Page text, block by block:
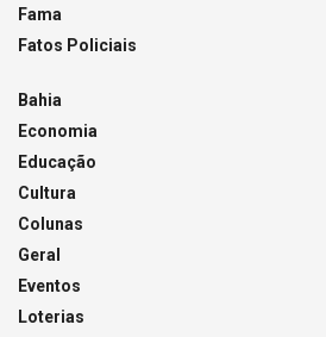
Fama
Fatos Policiais
Bahia
Economia
Educação
Cultura
Colunas
Geral
Eventos
Loterias